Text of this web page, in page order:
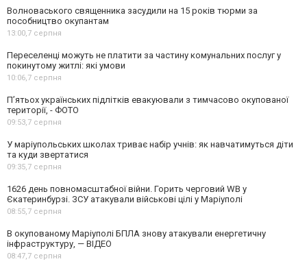
Волноваського священника засудили на 15 років тюрми за
пособництво окупантам
13:00,7 серпня
Переселенці можуть не платити за частину комунальних послуг у
покинутому житлі: які умови
10:06,7 серпня
П’ятьох українських підлітків евакуювали з тимчасово окупованої
території, - ФОТО
09:53,7 серпня
У маріупольських школах триває набір учнів: як навчатимуться діти
та куди звертатися
09:35,7 серпня
1626 день повномасштабної війни. Горить черговий WB у
Єкатеринбурзі. ЗСУ атакували військові цілі у Маріуполі
08:55,7 серпня
В окупованому Маріуполі БПЛА знову атакували енергетичну
інфраструктуру, — ВІДЕО
08:47,7 серпня